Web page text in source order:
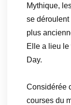
Mythique,
se déroulent
plus
Elle a lieu le
Day.
Considérée
courses du